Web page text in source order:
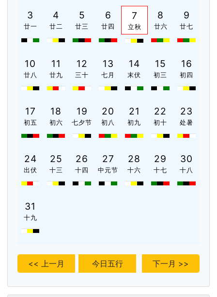
3
廿一
4
廿二
5
廿三
6
廿四
7
立秋
8
廿六
9
廿七
10
廿八
11
廿九
12
三十
13
七月
14
末伏
15
初三
16
初四
17
初五
18
初六
19
七夕节
20
初八
21
初九
22
初十
23
处暑
24
出伏
25
十三
26
十四
27
中元节
28
十六
29
十七
30
十八
31
十九
<< 上一月 今日五行 下一月 >>